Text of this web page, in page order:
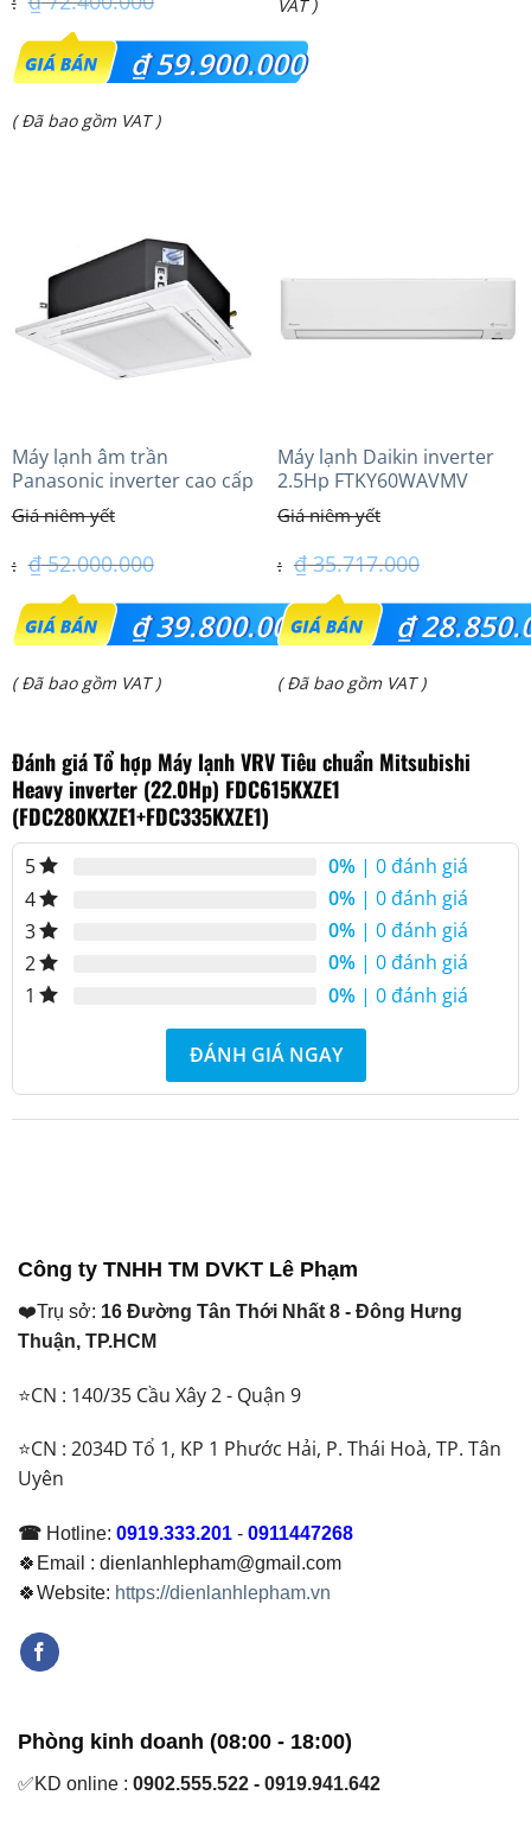
Giá
gốc
là:
₫59.900.000
Giá
₫ 59.900.000.
( Đã bao gồm VAT )
VAT )
Máy lạnh âm trần
Panasonic inverter cao cấp
(5.0Hp) S-3448PU3HA/U-
43PRH1H8 – 3 Pha
₫52.000.000
Giá
gốc
là:
₫39.800.000
Giá
tại
là:
₫ 39.800.000.
( Đã bao gồm VAT )
Máy lạnh Daikin inverter
2.5Hp FTKY60WAVMV
₫35.717.000
Giá
gốc
là:
₫
Giá
tại
là:
( Đã bao gồm VAT )
Đánh giá Tổ hợp Máy lạnh VRV Tiêu chuẩn Mitsubishi
Heavy inverter (22.0Hp) FDC615KXZE1
(FDC280KXZE1+FDC335KXZE1)
5 0% | 0 đánh giá
4
0% | 0 đánh giá
3
0% | 0 đánh giá
2
0% | 0 đánh giá
1
0% | 0 đánh giá
ĐÁNH GIÁ NGAY
Công ty TNHH TM DVKT Lê Phạm
❤️Trụ sở: 16 Đường Tân Thới Nhất 8 - Đông Hưng
Thuận, TP.HCM
⭐CN : 140/35 Cầu Xây 2 - Quận 9
⭐CN : 2034D Tổ 1, KP 1 Phước Hải, P. Thái Hoà, TP. Tân
Uyên
☎ Hotline: 0919.333.201 - 0911447268
🍀Email : dienlanhlepham@gmail.com
🍀Website: https://dienlanhlepham.vn
Phòng kinh doanh (08:00 - 18:00)
✅KD online : 0902.555.522 - 0919.941.642